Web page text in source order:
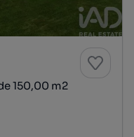
150,00 m2